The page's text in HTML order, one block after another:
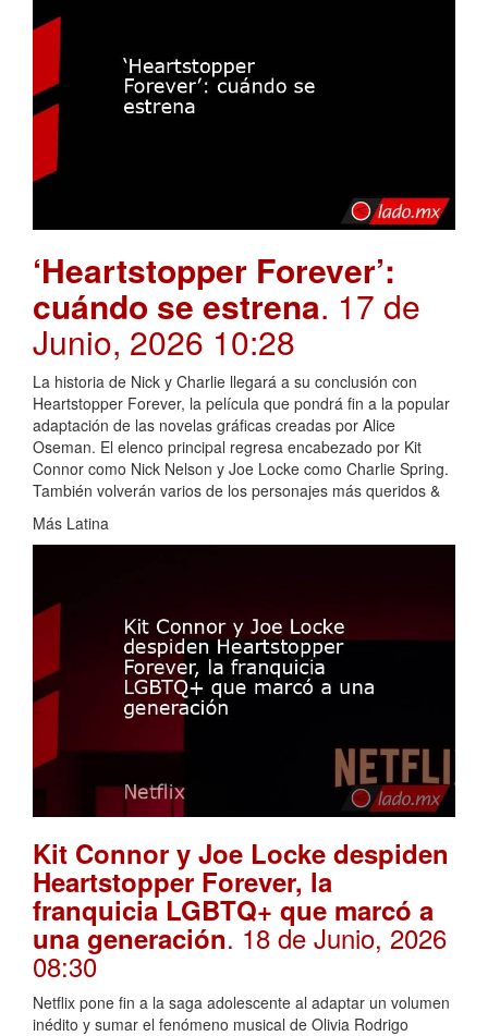
‘Heartstopper Forever’:
cuándo se estrena. 17 de
Junio, 2026 10:28
La historia de Nick y Charlie llegará a su conclusión con
Heartstopper Forever, la película que pondrá fin a la popular
adaptación de las novelas gráficas creadas por Alice
Oseman. El elenco principal regresa encabezado por Kit
Connor como Nick Nelson y Joe Locke como Charlie Spring.
También volverán varios de los personajes más queridos &
Más Latina
Kit Connor y Joe Locke despiden
Heartstopper Forever, la
franquicia LGBTQ+ que marcó a
una generación. 18 de Junio, 2026
08:30
Netflix pone fin a la saga adolescente al adaptar un volumen
inédito y sumar el fenómeno musical de Olivia Rodrigo